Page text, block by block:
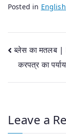
Posted in
Post
ब्लेस का मतलब
करपत्र का
Leave a